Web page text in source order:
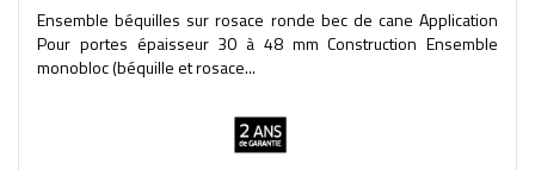
Ensemble béquilles sur rosace ronde bec de cane Application
Pour portes épaisseur 30 à 48 mm Construction Ensemble
monobloc (béquille et rosace...